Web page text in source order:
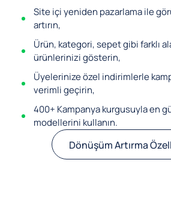
Site içi yeniden pazarlama ile
artırın,
Ürün, kategori, sepet gibi farklı
ürünlerinizi gösterin,
Üyelerinize özel indirimlerle
verimli geçirin,
400+ Kampanya kurgusuyla en
modellerini kullanın.
Dönüşüm Artırma